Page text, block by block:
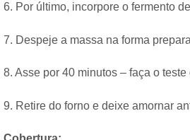
6. Por último, incorpore o fermento
7. Despeje a massa na forma
8. Asse por 40 minutos – faça o teste
9. Retire do forno e deixe amornar